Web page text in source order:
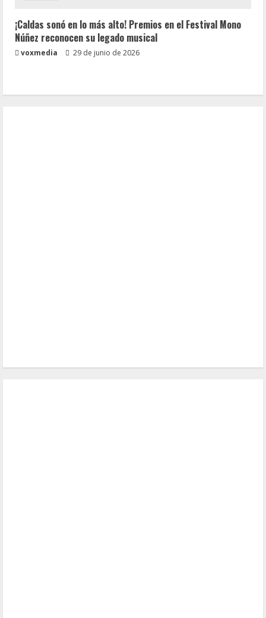
¡Caldas sonó en lo más alto! Premios en el Festival Mono
Núñez reconocen su legado musical
voxmedia 29 de junio de 2026